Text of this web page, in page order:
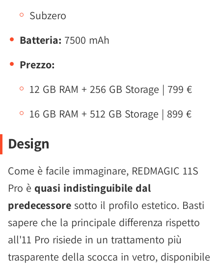
Subzero
Batteria: 7500 mAh
Prezzo:
12 GB RAM + 256 GB Storage | 799 €
16 GB RAM + 512 GB Storage | 899 €
Design
Come è facile immaginare, REDMAGIC 11S
Pro è quasi indistinguibile dal
predecessore sotto il profilo estetico. Basti
sapere che la principale differenza rispetto
all'11 Pro risiede in un trattamento più
trasparente della scocca in vetro, disponibile